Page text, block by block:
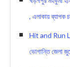
, এলাকায় ব্যাপক
Hit and Run
ভোগান্তি জেলা